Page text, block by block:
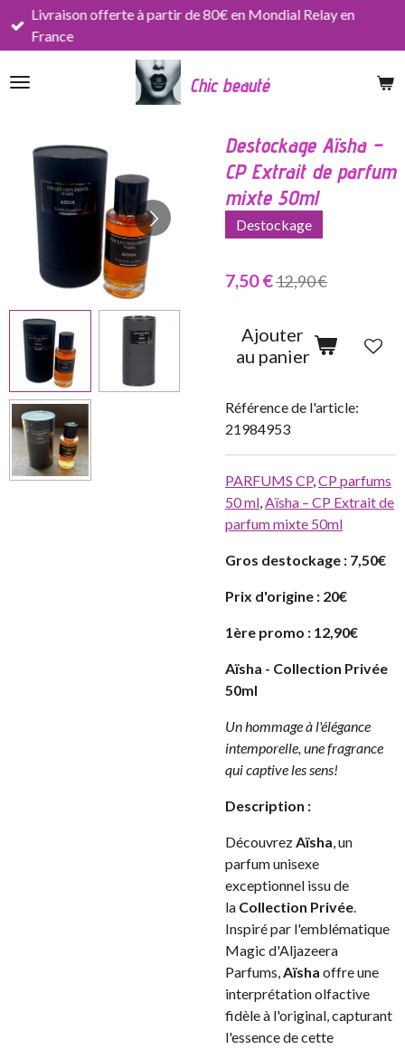
Passer
principal
Chic beauté
Livraison offerte à partir de 80€ en Mondial Relay en
France
Destockage Aïsha –
CP Extrait de parfum
mixte 50ml
Destockage
7,50 €12,90 €
Ajouter
au panier
Référence de l'article:
21984953
PARFUMS CP,CP parfums
50 ml,Aïsha – CP Extrait de
parfum mixte 50ml
Gros destockage : 7,50€
Prix d'origine : 20€
1ère promo : 12,90€
Aïsha - Collection Privée
50ml
Un hommage à l'élégance
intemporelle, une fragrance
qui captive les sens!
Description :
DécouvrezAïsha, un
parfum unisexe
exceptionnel issu de
la Collection Privée.
Inspiré par l'emblématique
Magic d'Aljazeera
Parfums,Aïsha offre une
interprétation olfactive
fidèle à l'original, capturant
l'essence de cette